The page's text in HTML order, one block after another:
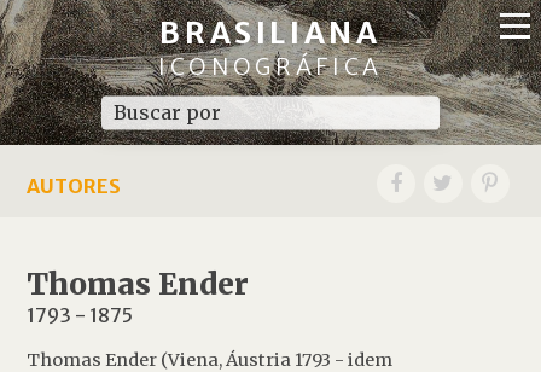
BRASILIANA
ICONOGRÁFICA
AUTORES
Thomas Ender
1793 - 1875
Thomas Ender (Viena, Áustria 1793 - idem